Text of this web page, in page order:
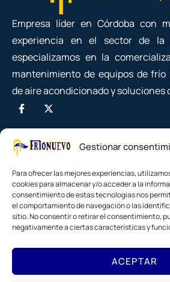
Gestionar
Para ofrecer las mejores experiencias,
cookies para almacenar y/o acceder a la
consentimiento de estas tecnologías nos
el comportamiento de navegación o las
sitio. No consentir o retirar el consentimiento,
negativamente a ciertas características y
ACEPTAR
Empresa líder en Córdoba con
experiencia en el sector de la
especializamos en la
mantenimiento de equipos de
de aire acondicionado y soluciones